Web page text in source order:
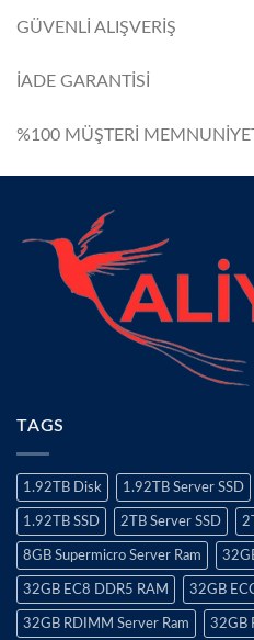
GÜVENLİ ALIŞVERİŞ
İADE GARANTİSİ
%100 MÜŞTERİ
TAGS
1.92TB Disk 1.92TB Server SSD
1.92TB SSD 2TB Server SSD
8GB Supermicro Server Ram
32GB EC8 DDR5 RAM 32GB
32GB RDIMM Server Ram 32GB